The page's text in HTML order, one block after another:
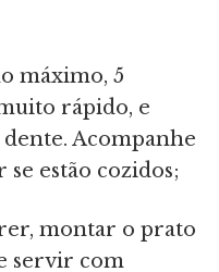
máximo, 5
rápido, e
Acompanhe
estão cozidos;
montar o prato
servir com